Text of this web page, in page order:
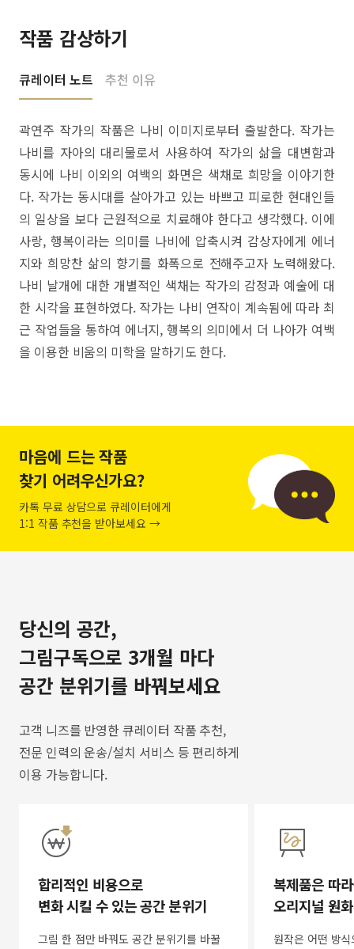
작품 감상하기
큐레이터 노트 추천 이유
곽연주 작가의 작품은 나비 이미지로부터 출발한다. 작가는
나비를 자아의 대리물로서 사용하여 작가의 삶을 대변함과
동시에 나비 이외의 여백의 화면은 색채로 희망을 이야기한
다. 작가는 동시대를 살아가고 있는 바쁘고 피로한 현대인들
의 일상을 보다 근원적으로 치료해야 한다고 생각했다. 이에
사랑, 행복이라는 의미를 나비에 압축시켜 감상자에게 에너
지와 희망찬 삶의 향기를 화폭으로 전해주고자 노력해왔다.
나비 날개에 대한 개별적인 색채는 작가의 감정과 예술에 대
한 시각을 표현하였다. 작가는 나비 연작이 계속됨에 따라 최
근 작업들을 통하여 에너지, 행복의 의미에서 더 나아가 여백
을 이용한 비움의 미학을 말하기도 한다.
마음에 드는 작품
찾기 어려우신가요?
카톡 무료 상담으로 큐레이터에게
1:1 작품 추천을 받아보세요 →
당신의 공간,
그림구독으로 3개월 마다
공간 분위기를 바꿔보세요
고객 니즈를 반영한 큐레이터 작품 추천,
전문 인력의 운송/설치 서비스 등 편리하게
이용 가능합니다.
합리적인 비용으로
변화 시킬 수 있는 공간 분위기
그림 한 점만 바꿔도 공간 분위기를 바꿀
복제품은 따
오리지널 원
원작은 어떤 방